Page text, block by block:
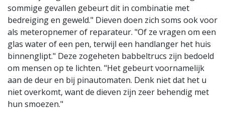
sommige gevallen gebeurt dit in combinatie met
bedreiging en geweld." Dieven doen zich soms ook voor
als meteropnemer of reparateur. "Of ze vragen om een
glas water of een pen, terwijl een handlanger het huis
binnenglipt." Deze zogeheten babbeltrucs zijn bedoeld
om mensen op te lichten. "Het gebeurt voornamelijk
aan de deur en bij pinautomaten. Denk niet dat het u
niet overkomt, want de dieven zijn zeer behendig met
hun smoezen."